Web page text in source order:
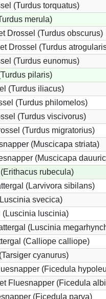
(Turdus torquatus)
merula)
Drossel (Turdus obscurus)
Drossel (Turdus
(Turdus eunomus)
pilaris)
(Turdus iliacus)
(Turdus philomelos)
(Turdus viscivorus)
(Turdus migratorius)
(Muscicapa striata)
(Muscicapa
rubecula)
(Larvivora sibilans)
svecica)
(Luscinia luscinia)
(Luscinia
(Calliope calliope)
cyanurus)
(Ficedula
Fluesnapper (Ficedula
(Ficedula parva)